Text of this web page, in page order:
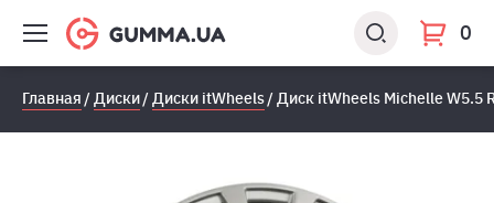
0
Главная Диски Диски itWheels Диск itWheels Michelle W5.5